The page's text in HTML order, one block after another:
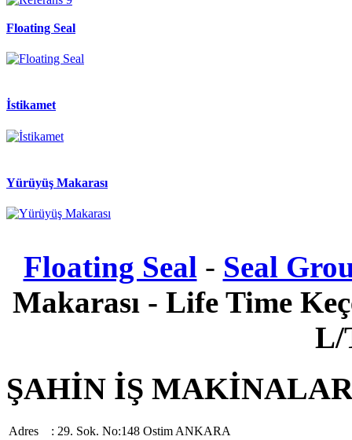
Floating Seal
İstikamet
Yürüyüş Makarası
Floating Seal - Seal
Makarası - Life Time
L/
ŞAHİN İŞ
Adres
: 29. Sok. No:148 Ostim ANKARA